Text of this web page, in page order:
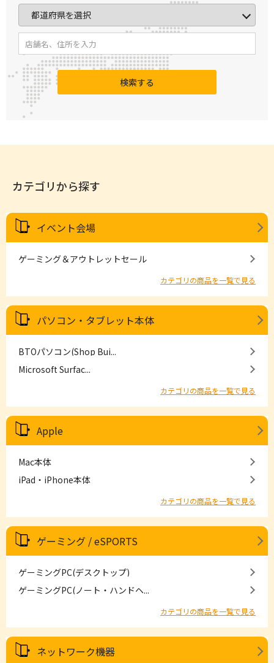
検索する
カテゴリから探す
イベント会場
ゲーミング＆アウトレットセール
カテゴリの商品を一覧で見る
パソコン・タブレット本体
BTOパソコン(Shop Bui...
Microsoft Surfac...
カテゴリの商品を一覧で見る
Apple
Mac本体
iPad・iPhone本体
カテゴリの商品を一覧で見る
ゲーミング / eSPORTS
ゲーミングPC(デスクトップ)
ゲーミングPC(ノート・ハンドヘ...
カテゴリの商品を一覧で見る
ネットワーク機器